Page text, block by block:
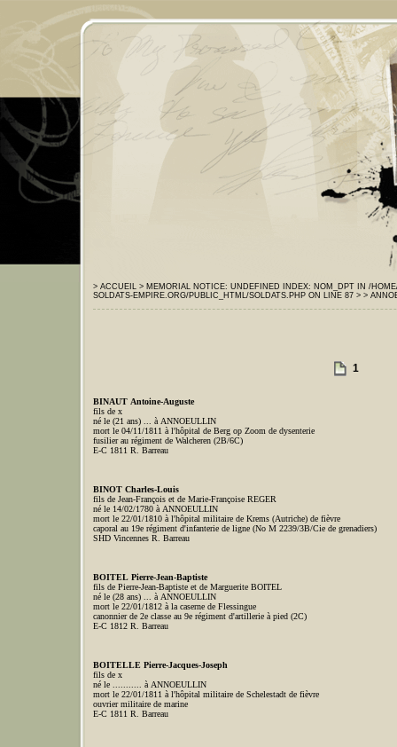
> ACCUEIL > MEMORIAL NOTICE: UNDEFINED INDEX: NOM_DPT IN /
SOLDATS-EMPIRE.ORG/PUBLIC_HTML/SOLDATS.PHP ON LINE 87 > >
1
BINAUT Antoine-Auguste
fils de x
né le (21 ans) ... à ANNOEULLIN
mort le 04/11/1811 à l'hôpital de Berg op Zoom de dysenterie
fusilier au régiment de Walcheren (2B/6C)
E-C 1811 R. Barreau
BINOT Charles-Louis
fils de Jean-François et de Marie-Françoise REGER
né le 14/02/1780 à ANNOEULLIN
mort le 22/01/1810 à l'hôpital militaire de Krems (Autriche) de fièvre
caporal au 19e régiment d'infanterie de ligne (No M 2239/3B/Cie de grenadiers)
SHD Vincennes R. Barreau
BOITEL Pierre-Jean-Baptiste
fils de Pierre-Jean-Baptiste et de Marguerite BOITEL
né le (28 ans) ... à ANNOEULLIN
mort le 22/01/1812 à la caserne de Flessingue
canonnier de 2e classe au 9e régiment d'artillerie à pied (2C)
E-C 1812 R. Barreau
BOITELLE Pierre-Jacques-Joseph
fils de x
né le ........... à ANNOEULLIN
mort le 22/01/1811 à l'hôpital militaire de Schelestadt de fièvre
ouvrier militaire de marine
E-C 1811 R. Barreau